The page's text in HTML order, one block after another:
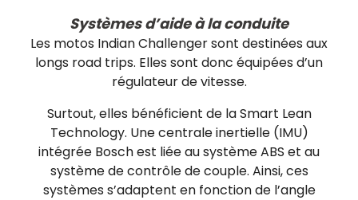
Systèmes d’aide à la conduite
Les motos Indian Challenger sont destinées aux
longs road trips. Elles sont donc équipées d’un
régulateur de vitesse.
Surtout, elles bénéficient de la Smart Lean
Technology. Une centrale inertielle (IMU)
intégrée Bosch est liée au système ABS et au
système de contrôle de couple. Ainsi, ces
systèmes s’adaptent en fonction de l’angle